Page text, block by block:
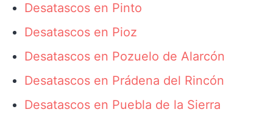
Desatascos en Pinto
Desatascos en Pioz
Desatascos en Pozuelo de Alarcón
Desatascos en Prádena del Rincón
Desatascos en Puebla de la Sierra